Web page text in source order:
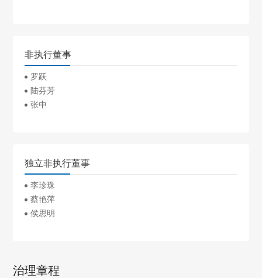
非执行董事
罗跃
陆芬芳
张中
独立非执行董事
李珍珠
蔡艳萍
侯思明
治理章程